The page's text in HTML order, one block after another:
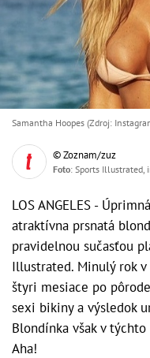
Samantha Hoopes (Zdroj:
© Zoznam/zuz
Foto: Sports Illustrated,
LOS ANGELES -
atraktívna prsnatá
pravidelnou sučasťou
Illustrated. Minulý rok v
štyri mesiace po
sexi bikiny a výsledok
Blondínka však v
Aha!